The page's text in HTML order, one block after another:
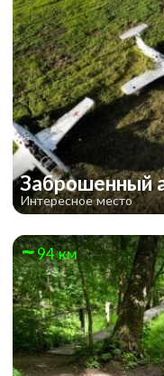
Заброшенный
Интересное место
94 км